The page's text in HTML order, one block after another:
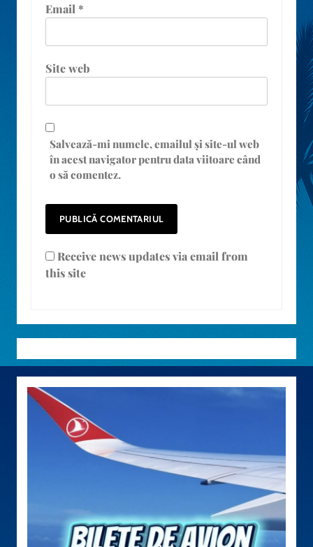
Email *
Site web
Salvează-mi numele, emailul și site-ul web
în acest navigator pentru data viitoare când
o să comentez.
Receive news updates via email from
this site